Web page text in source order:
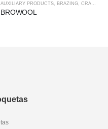
AUXILIARY PRODUCTS BRAZING CRAFTWORK
BROWOOL